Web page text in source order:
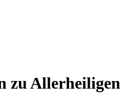
zu Allerheiligen